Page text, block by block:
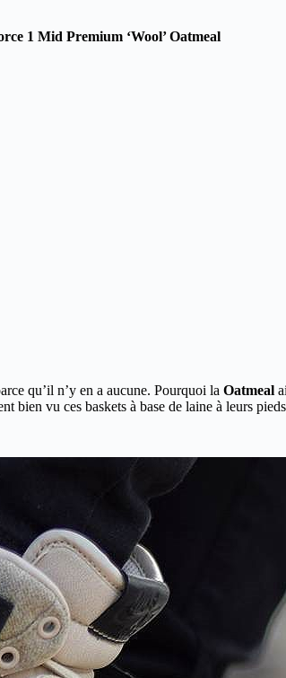
1 Mid Premium ‘Wool’ Oatmeal
qu’il n’y en a aucune. Pourquoi la Oatmeal
bien vu ces baskets à base de laine à leurs